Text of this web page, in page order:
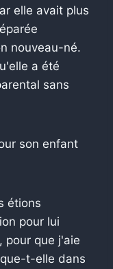
elle avait plus
nouveau-né.
a été
sans
son enfant
étions
pour lui
pour que j'aie
t-elle dans